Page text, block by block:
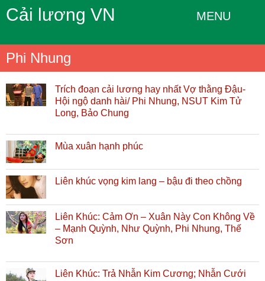
Cải lương VN MENU
Phi Nhung
Trích đoạn cải lương hay nhất Vợ thằng Đậu-
Hội ngộ danh hài/ Phi Nhung, NSUT Kim Tử
Long, Bảo Chung
Mùa xuân hạnh phúc
Liên khúc vọng kim lang – bậu đi theo chồng
Liên Khúc: Cảm Ơn – Xuân Này Con Không Về
– Mạnh Quỳnh, Như Quỳnh, Phi Nhung, Thế
Sơn
Liên Khúc: Trả Nhẫn Kim Cương; Nhẫn Cưới